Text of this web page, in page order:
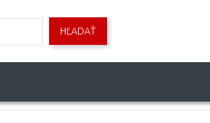
HĽADAŤ